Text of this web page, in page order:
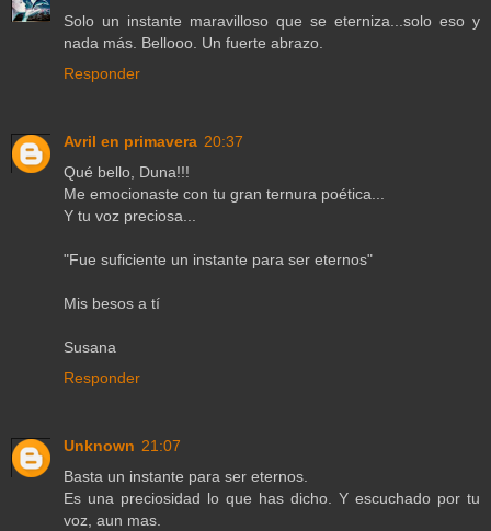
Solo un instante maravilloso que se eterniza...solo eso y
nada más. Bellooo. Un fuerte abrazo.
Responder
Avril en primavera 20:37
Qué bello, Duna!!!
Me emocionaste con tu gran ternura poética...
Y tu voz preciosa...
"Fue suficiente un instante para ser eternos"
Mis besos a tí
Susana
Responder
Unknown 21:07
Basta un instante para ser eternos.
Es una preciosidad lo que has dicho. Y escuchado por tu
voz, aun mas.